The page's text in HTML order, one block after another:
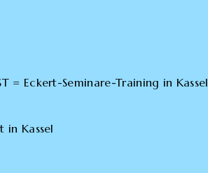
= Eckert-Seminare-Training in Kassel
in Kassel